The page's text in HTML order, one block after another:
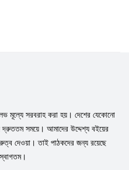
password to login.
মূল্যে সরবরাহ করা হয়। দেশের যেকোনো
দ্রুততম সময়ে। আমাদের উদ্দেশ্য বইয়ের
দেওয়া। তাই পাঠকদের জন্য রয়েছে